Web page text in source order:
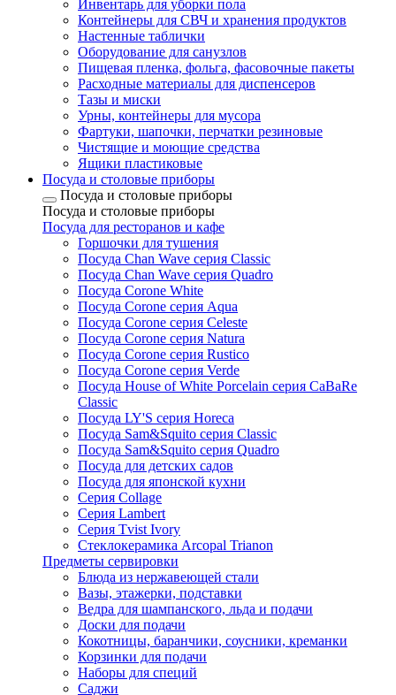
Инвентарь для уборки пола
Контейнеры для СВЧ и хранения продуктов
Настенные таблички
Оборудование для санузлов
Пищевая пленка, фольга, фасовочные пакеты
Расходные материалы для диспенсеров
Тазы и миски
Урны, контейнеры для мусора
Фартуки, шапочки, перчатки резиновые
Чистящие и моющие средства
Ящики пластиковые
Посуда и столовые приборы
Посуда и столовые приборы
Посуда и столовые приборы
Посуда для ресторанов и кафе
Горшочки для тушения
Посуда Chan Wave серия Classic
Посуда Chan Wave серия Quadro
Посуда Corone White
Посуда Corone серия Aqua
Посуда Corone серия Celeste
Посуда Corone серия Natura
Посуда Corone серия Rustico
Посуда Corone серия Verde
Посуда House of White Porcelain серия CaBaRe
Classic
Посуда LY'S серия Horeca
Посуда Sam&Squito серия Classic
Посуда Sam&Squito серия Quadro
Посуда для детских садов
Посуда для японской кухни
Серия Collage
Серия Lambert
Серия Tvist Ivory
Стеклокерамика Arcopal Trianon
Предметы сервировки
Блюда из нержавеющей стали
Вазы, этажерки, подставки
Ведра для шампанского, льда и подачи
Доски для подачи
Кокотницы, баранчики, соусники, креманки
Корзинки для подачи
Наборы для специй
Саджи